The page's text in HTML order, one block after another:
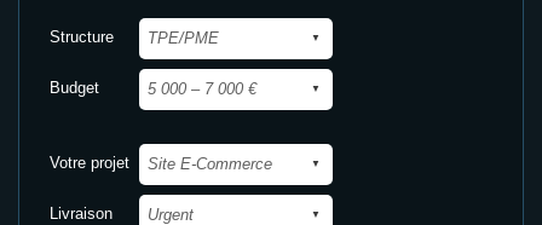
Structure
Budget
Votre projet
Livraison